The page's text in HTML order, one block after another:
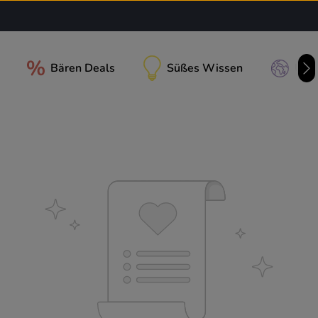
Bären Deals Süßes Wissen